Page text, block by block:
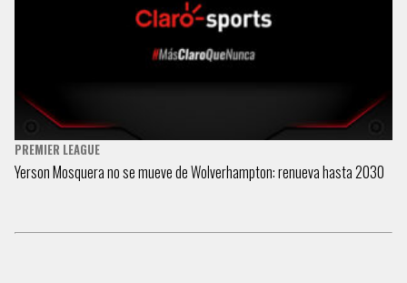
PREMIER LEAGUE
Yerson Mosquera no se mueve de Wolverhampton: renueva hasta 2030